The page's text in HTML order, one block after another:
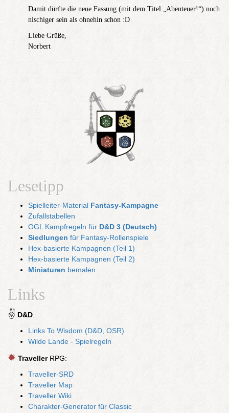
Damit dürfte die neue Fassung (mit dem Titel „Abenteuer!“) noch
nischiger sein als ohnehin schon :D
Liebe Grüße,
Norbert
Lesetipp
Spielleiter-Material Fantasy-Kampagne
Zufallstabellen
OGL Kampfregeln für D&D 3 (Deutsch)
Siedlungen für Fantasy-Rollenspiele
Hex-basierte Kampagnen (Teil 1)
Hex-basierte Kampagnen (Teil 2)
Miniaturen bemalen
Links
✌ D&D:
Links To Wisdom (D&D, OSR)
Wilde Lande - Spielregeln
✹ TravellerRPG:
Traveller-SRD
Traveller Map
Traveller Wiki
Charakter-Generator für Classic